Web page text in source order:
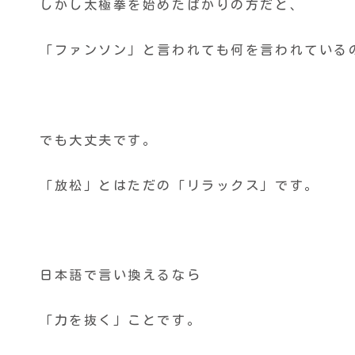
しかし太極拳を始めたばかりの方だと、
「ファンソン」と言われても何を言われている
でも大丈夫です。
「放松」とはただの「リラックス」です。
日本語で言い換えるなら
「力を抜く」ことです。